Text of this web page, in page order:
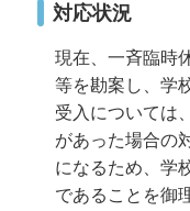
対応状況
現在、一斉臨時
等を勘案し、学
受入については
があった場合の
になるため、学
であることを御